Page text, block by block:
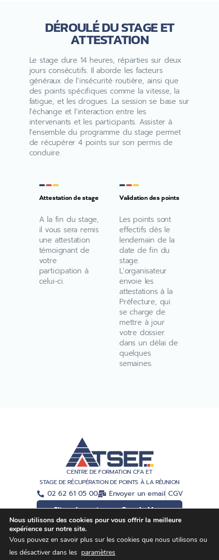
DÉROULÉ DU STAGE ET
ATTESTATION
Le stage dure 14 heures, réparties sur deux
jours consécutifs. Il aborde les facteurs
généraux de l’insécurité routière, ainsi que
des points spécifiques comme la vitesse, la
fatigue, et les drogues. La session se base sur
l’échange et l’interaction entre les
intervenants et les participants. Assister à
l’ensemble du programme du stage permet
de récupérer 4 points sur son permis de
conduire.
Attestation de stage
A la fin du stage,
il vous sera remis
une attestation
témoignant de
votre
participation à
celui-ci.
Validation des points
Les points sont
effectifs dès le
lendemain de la
date de fin du
stage.
L’organisateur
envoie les
attestations à la
Préfecture, qui
se charge de
mettre à jour
votre dossier
dans un délai de
quelques
semaines.
CENTRE DE FORMATION CFA ET
STAGE DE RÉCUPÉRATION DE POINTS À LA RÉUNION
02 62 61 05 00 Envoyer un email CGV
Situer le centre sur Google Maps
Ⓒ ATSEF Mentions légales
Nous utilisons des cookies pour vous offrir la meilleure
expérience sur notre site.
Vous pouvez en savoir plus sur les cookies que nous utilisons ou
les désactiver dans les paramètres